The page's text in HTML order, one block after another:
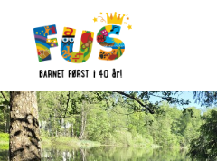
Hopp til innhold